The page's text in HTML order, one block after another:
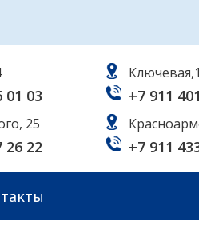
01 03
25
26 22
+7 911
+7 911